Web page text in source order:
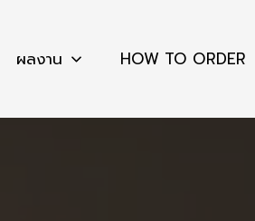
ผลงาน HOW TO ORDER